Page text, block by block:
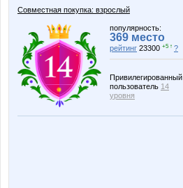
Совместная покупка: взрослый
популярность:
369 место
рейтинг 23300 +5 ↑ ?
Привилегированный
пользователь 14
уровня